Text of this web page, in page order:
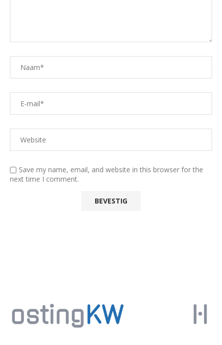
Save my name, email, and website in this browser for the
next time I comment.